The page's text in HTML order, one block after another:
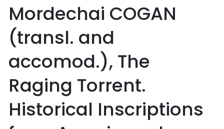
Mordechai COGAN
(transl. and
accomod.), The
Raging Torrent.
Historical Inscriptions